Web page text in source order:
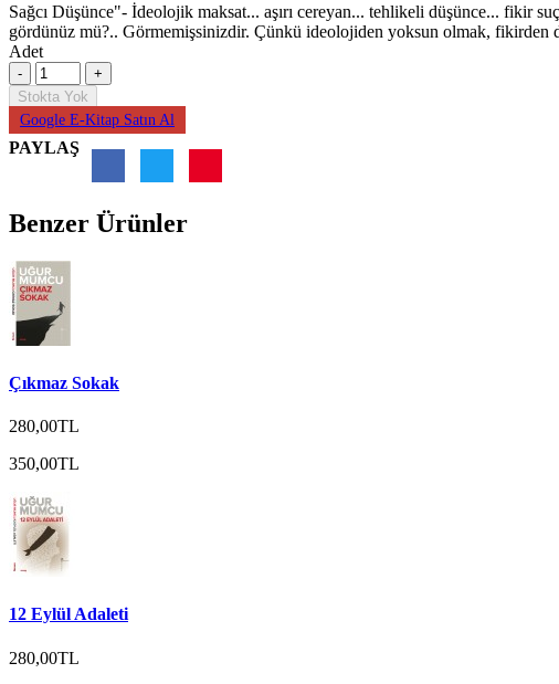
Sağcı Düşünce"- İdeolojik maksat... aşırı cereyan... tehlikeli düşünce... fikir
gördünüz mü?.. Görmemişsinizdir. Çünkü ideolojiden yoksun olmak, fikirden
Adet
Stokta Yok
Google E-Kitap Satın Al
PAYLAŞ
Benzer Ürünler
Çıkmaz Sokak
280,00TL
350,00TL
12 Eylül Adaleti
280,00TL